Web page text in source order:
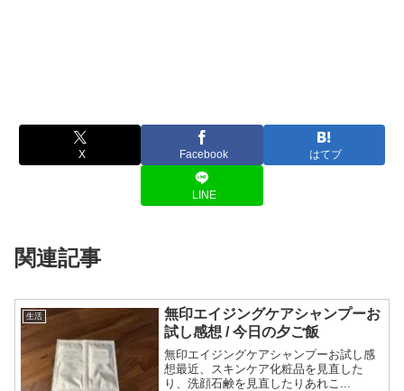
X Facebook はてブ
LINE
関連記事
生活
無印エイジングケアシャンプーお
試し感想 / 今日の夕ご飯
無印エイジングケアシャンプーお試し感
想最近、スキンケア化粧品を見直した
り、洗顔石鹸を見直したりあれこ...